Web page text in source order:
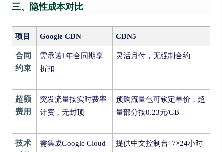
三、隐性成本对比
项目 Google CDN CDN5
合同
约束
需承诺1年合同期享
折扣
灵活月付，无强制合约
超额
费用
突发流量按实时费率
计费，无封顶
预购流量包可锁定单价，超
量部分按0.23元/GB
技术
需集成Google Cloud 提供中文控制台+7×24小时